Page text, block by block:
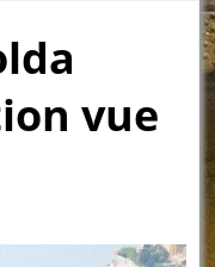
vue